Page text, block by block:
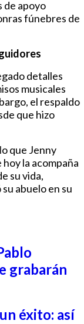
de apoyo
fúnebres de
detalles
musicales
el respaldo
que hizo
que Jenny
la acompaña
su vida,
abuelo en su
grabarán
éxito: así